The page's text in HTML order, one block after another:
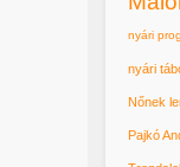
nyári
nyári
Nőnek
Pajkó